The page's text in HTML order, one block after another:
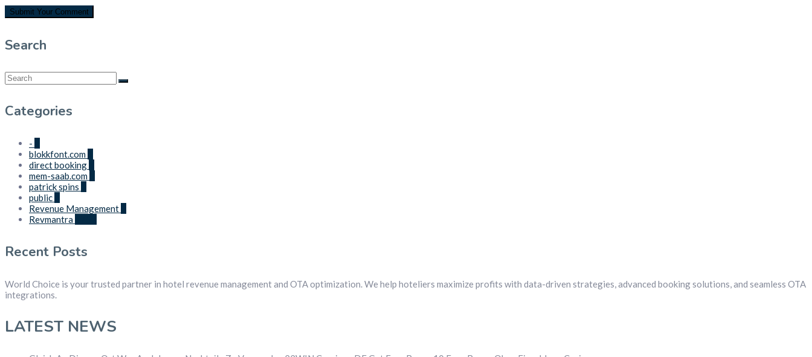
Search
Categories
-
blokkfont.com
direct booking
mem-saab.com
patrick spins
public
Revenue Management
Revmantra
Recent Posts
World Choice is your trusted partner in hotel revenue management and OTA optimization. We help hoteliers maximize profits with data-driven strategies, advanced booking solutions, and seamless OTA
integrations.
LATEST NEWS